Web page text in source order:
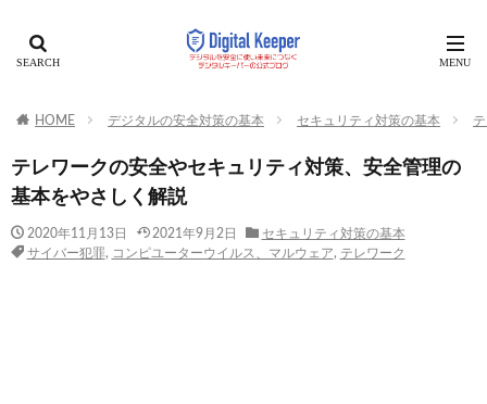
HOME デジタルの安全対策の基本 セキュリティ対策の基本
テレワークの安全やセキュリティ対策、安全管理の
基本をやさしく解説
2020年11月13日 2021年9月2日
セキュリティ対策の基本
サイバー犯罪, コンピユーターウイルス、マルウェア, テレワーク